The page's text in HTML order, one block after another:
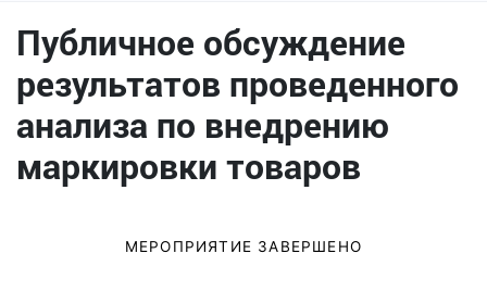
Публичное обсуждение
результатов проведенного
анализа по внедрению
маркировки товаров
МЕРОПРИЯТИЕ ЗАВЕРШЕНО